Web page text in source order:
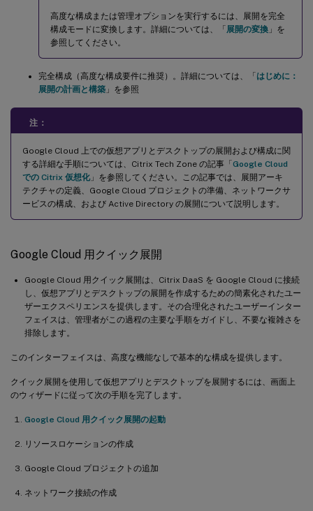
高度な構成または管理オプションを実行するには、展開を完全
構成モードに変換します。詳細については、「展開の変換 」を
参照してください。
完全構成（高度な構成要件に推奨）。詳細については、「はじめに：
展開の計画と構築 」を参照
注：
Google Cloud 上での仮想アプリとデスクトップの展開および構成に関
する詳細な手順については、Citrix Tech Zone の記事「Google Cloud
での Citrix 仮想化」を参照してください。この記事では、展開アーキ
テクチャの定義、Google Cloud プロジェクトの準備、ネットワークサ
ービスの構成、および Active Directory の展開について説明します。
Google Cloud 用クイック展開
Google Cloud 用クイック展開は、Citrix DaaS を Google Cloud に接続
し、仮想アプリとデスクトップの展開を作成するための簡素化されたユー
ザーエクスペリエンスを提供します。その合理化されたユーザーインター
フェイスは、管理者がこの過程の主要な手順をガイドし、不要な複雑さを
排除します。
このインターフェイスは、高度な機能なしで基本的な構成を提供します。
クイック展開を使用して仮想アプリとデスクトップを展開するには、画面上
のウィザードに従って次の手順を完了します。
Google Cloud 用クイック展開の起動
リソースロケーションの作成
Google Cloud プロジェクトの追加
ネットワーク接続の作成